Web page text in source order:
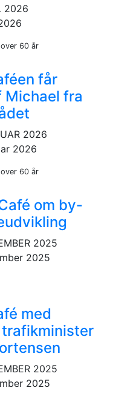
2026
60 år
får
Michael fra
2026
2026
60 år
om by-
2025
2025
med
2025
2025